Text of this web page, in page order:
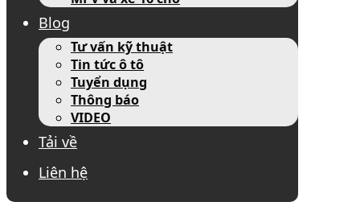
Blog
Tư vấn kỹ thuật
Tin tức ô tô
Tuyển dụng
Thông báo
VIDEO
Tải về
Liên hệ